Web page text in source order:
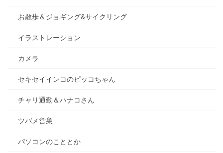
お散歩＆ジョギング&サイクリング
イラストレーション
カメラ
セキセイインコのピッコちゃん
チャリ通勤＆ハナコさん
ツバメ営巣
パソコンのこととか